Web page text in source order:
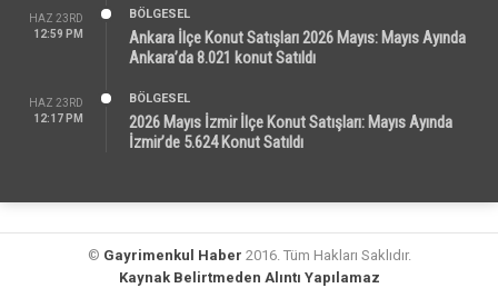
HAZ 23RD
12:59 PM
BÖLGESEL
Ankara İlçe Konut Satışları 2026 Mayıs: Mayıs Ayında
Ankara’da 8.021 konut Satıldı
HAZ 23RD
12:17 PM
BÖLGESEL
2026 Mayıs İzmir İlçe Konut Satışları: Mayıs Ayında
İzmir’de 5.624 Konut Satıldı
© Gayrimenkul Haber 2016. Tüm Hakları Saklıdır.
Kaynak Belirtmeden Alıntı Yapılamaz